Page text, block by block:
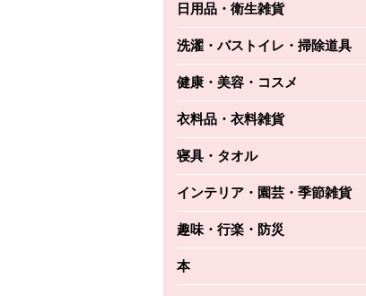
日用品・衛生雑貨
洗濯・バストイレ・掃除道具
健康・美容・コスメ
衣料品・衣料雑貨
寝具・タオル
インテリア・園芸・季節雑貨
趣味・行楽・防災
本